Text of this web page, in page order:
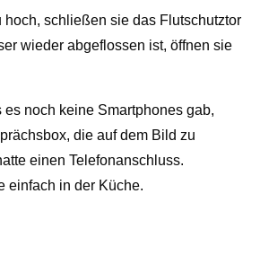
hoch, schließen sie das Flutschutztor
wieder abgeflossen ist, öffnen sie
es noch keine Smartphones gab,
die auf dem Bild zu
einen Telefonanschluss.
einfach in der Küche.